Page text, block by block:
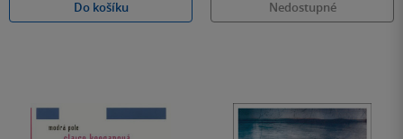
Do košíku
Nedostupné